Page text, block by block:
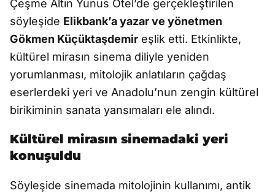
Çeşme Altın Yunus Otel’de gerçekleştirilen
söyleşide Elikbank’a yazar ve yönetmen
Gökmen Küçüktaşdemir eşlik etti. Etkinlikte,
kültürel mirasın sinema diliyle yeniden
yorumlanması, mitolojik anlatıların çağdaş
eserlerdeki yeri ve Anadolu’nun zengin kültürel
birikiminin sanata yansımaları ele alındı.
Kültürel mirasın sinemadaki yeri
konuşuldu
Söyleşide sinemada mitolojinin kullanımı, antik